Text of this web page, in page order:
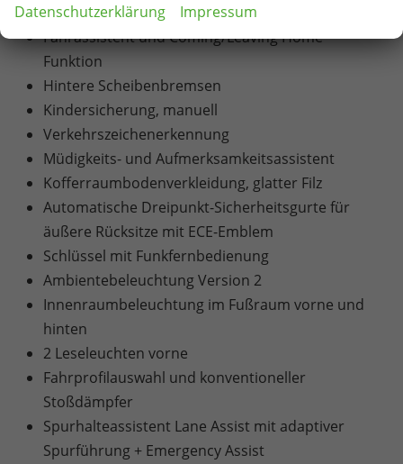
Zusätzliche Reflektoren (in den Türen)
Fahrassistent und Coming/Leaving Home
Funktion
Hintere Scheibenbremsen
Kindersicherung, manuell
Verkehrszeichenerkennung
Müdigkeits- und Aufmerksamkeitsassistent
Kofferraumbodenverkleidung, glatter Filz
Automatische Dreipunkt-Sicherheitsgurte für
äußere Rücksitze mit ECE-Emblem
Schlüssel mit Funkfernbedienung
Ambientebeleuchtung Version 2
Innenraumbeleuchtung im Fußraum vorne und
hinten
2 Leseleuchten vorne
Fahrprofilauswahl und konventioneller
Stoßdämpfer
Spurhalteassistent Lane Assist mit adaptiver
Spurführung + Emergency Assist
Datenschutzerklärung Impressum